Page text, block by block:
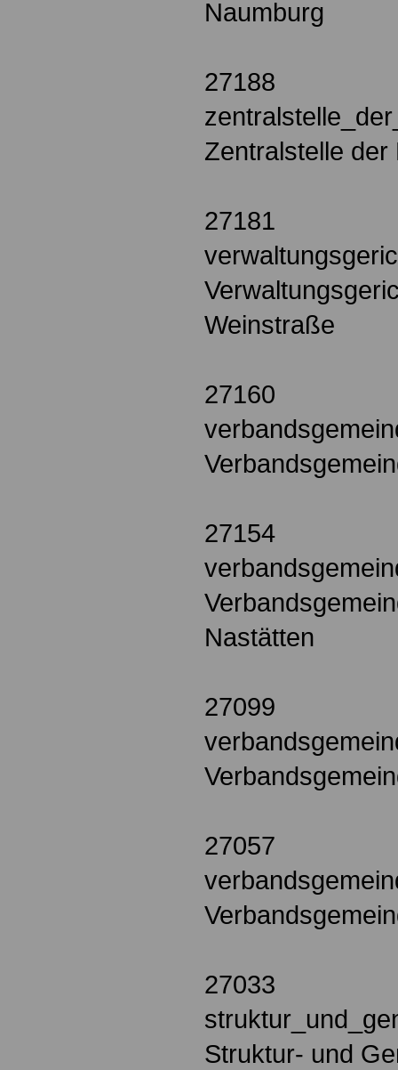
Naumburg
27188
Zentralstelle
27181
Weinstraße
27160
27154
Nastätten
27099
27057
27033
Struktur- und